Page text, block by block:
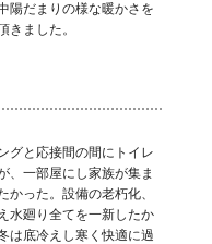
陽だまりの様な暖かさを
ました。
グと応接間の間にトイレ
、一部屋にし家族が集ま
かった。設備の老朽化、
水廻り全てを一新したか
は底冷えし寒く快適に過